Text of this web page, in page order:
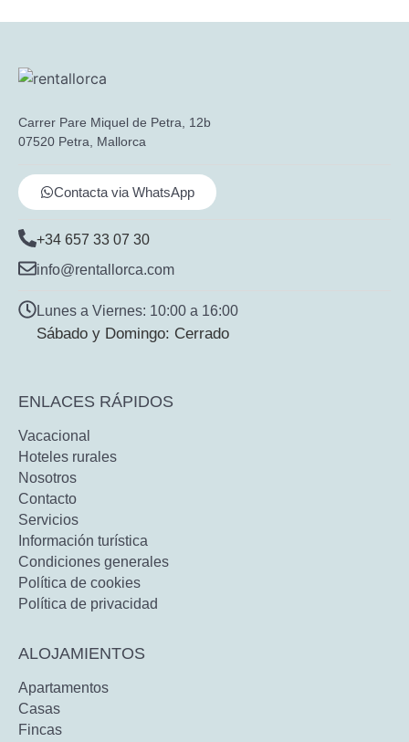
Carrer Pare Miquel de Petra, 12b
07520 Petra, Mallorca
Contacta via WhatsApp
+34 657 33 07 30
info@rentallorca.com
Lunes a Viernes: 10:00 a 16:00
Sábado y Domingo: Cerrado
ENLACES RÁPIDOS
Vacacional
Hoteles rurales
Nosotros
Contacto
Servicios
Información turística
Condiciones generales
Política de cookies
Política de privacidad
ALOJAMIENTOS
Apartamentos
Casas
Fincas